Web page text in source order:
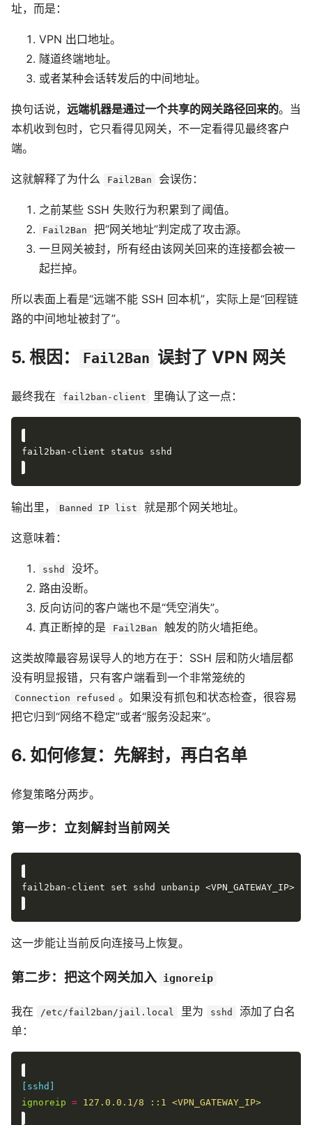
址，而是：
VPN 出口地址。
隧道终端地址。
或者某种会话转发后的中间地址。
换句话说， 远端机器是通过一个共享的网关路径回来的。当
本机收到包时，它只看得见网关，不一定看得见最终客户
端。
这就解释了为什么 Fail2Ban 会误伤：
之前某些 SSH 失败行为积累到了阈值。
Fail2Ban
把“网关地址”判定成了攻击源。
一旦网关被封，所有经由该网关回来的连接都会被一
起拦掉。
所以表面上看是“远端不能 SSH 回本机”，实际上是“回程链
路的中间地址被封了”。
5. 根因： Fail2Ban 误封了 VPN 网关
最终我在 fail2ban-client 里确认了这一点：
输出里， Banned IP list 就是那个网关地址。
这意味着：
sshd
没坏。
路由没断。
反向访问的客户端也不是“凭空消失”。
真正断掉的是
Fail2Ban 触发的防火墙拒绝。
这类故障最容易误导人的地方在于：SSH 层和防火墙层都
没有明显报错，只有客户端看到一个非常笼统的
Connection refused 。如果没有抓包和状态检查，很容易
把它归到“网络不稳定”或者“服务没起来”。
6. 如何修复：先解封，再白名单
修复策略分两步。
第一步：立刻解封当前网关
这一步能让当前反向连接马上恢复。
第二步：把这个网关加入 ignoreip
我在 /etc/fail2ban/jail.local 里为 sshd
添加了白名
单：
[sshd]
ignoreip = 127.0.0.1/8 ::1 <VPN_GATEWAY_IP>